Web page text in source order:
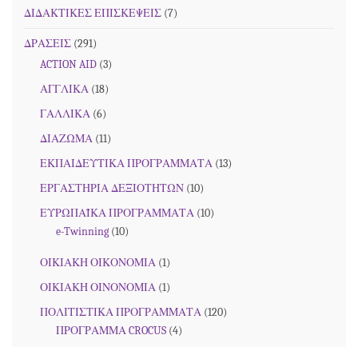
ΔΙΔΑΚΤΙΚΕΣ ΕΠΙΣΚΕΨΕΙΣ (7)
ΔΡΑΣΕΙΣ (291)
ACTION AID (3)
ΑΓΓΛΙΚΑ (18)
ΓΑΛΛΙΚΑ (6)
ΔΙΑΖΩΜΑ (11)
ΕΚΠΑΙΔΕΥΤΙΚΑ ΠΡΟΓΡΑΜΜΑΤΑ (13)
ΕΡΓΑΣΤΗΡΙΑ ΔΕΞΙΟΤΗΤΩΝ (10)
ΕΥΡΩΠΑΪΚΑ ΠΡΟΓΡΑΜΜΑΤΑ (10)
e-Twinning (10)
ΟΙΚΙΑΚΗ ΟΙΚΟΝΟΜΙΑ (1)
ΟΙΚΙΑΚΗ ΟΙΝΟΝΟΜΙΑ (1)
ΠΟΛΙΤΙΣΤΙΚΑ ΠΡΟΓΡΑΜΜΑΤΑ (120)
ΠΡΟΓΡΑΜΜΑ CROCUS (4)